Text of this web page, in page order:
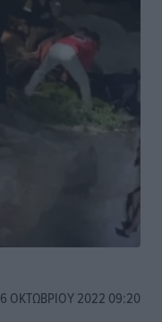
6 ΟΚΤΩΒΡΊΟΥ 2022 09:20